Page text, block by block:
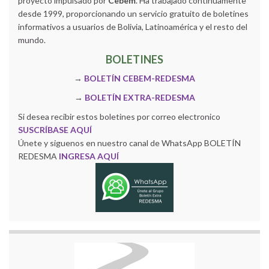
desde 1999, proporcionando un servicio gratuito de boletines
informativos a usuarios de Bolivia, Latinoamérica y el resto del
mundo.
BOLETINES
→ BOLETÍN CEBEM-REDESMA
→ BOLETÍN EXTRA-REDESMA
Si desea recibir estos boletines por correo electronico
SUSCRÍBASE AQUÍ
Únete y siguenos en nuestro canal de WhatsApp BOLETÍN
REDESMA INGRESA AQUÍ